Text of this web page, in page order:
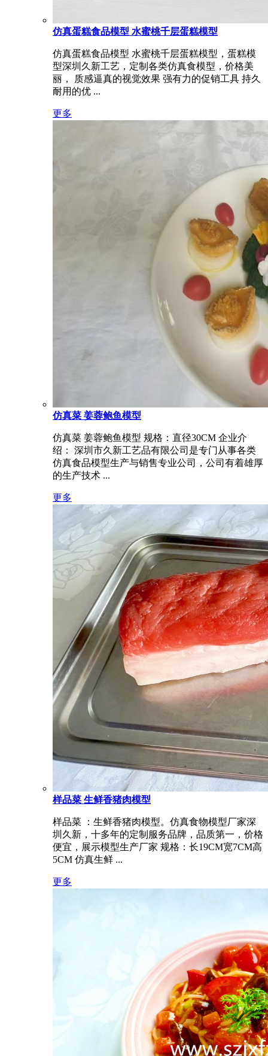
仿真蛋糕食品模型 水蜜桃千层蛋糕模型
仿真蛋糕食品模型 水蜜桃千层蛋糕模型，蛋糕模
型深圳久新工艺，定制各类仿真食模型，价格美
丽， 质感逼真的视觉效果 强有力的促销工具 持久
耐用的优 ...
更多
仿真菜 姜蓉鲍鱼模型
仿真菜 姜蓉鲍鱼模型 规格：直径30CM 企业介
绍： 深圳市久新工艺品有限公司是专门从事各类
仿真食品模型生产与销售专业公司，公司有着雄厚
的生产技术 ...
更多
样品菜 生鲜香猪肉模型
样品菜 ：生鲜香猪肉模型。仿真食物模型厂家深
圳久新，十多年的定制服务品牌，品质第一，价格
便宜，展示模型生产厂家 规格：长19CM宽7CM高
5CM 仿真生鲜 ...
更多